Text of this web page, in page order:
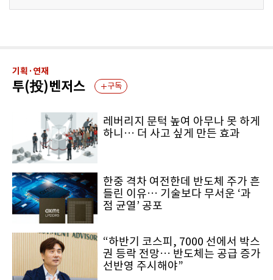
기획·연재
투(投)벤저스 구독
레버리지 문턱 높여 아무나 못 하게
하니… 더 사고 싶게 만든 효과
한중 격차 여전한데 반도체 주가 흔
들린 이유… 기술보다 무서운 ‘과
점 균열’ 공포
“하반기 코스피, 7000 선에서 박스
권 등락 전망… 반도체는 공급 증가
선반영 주시해야”